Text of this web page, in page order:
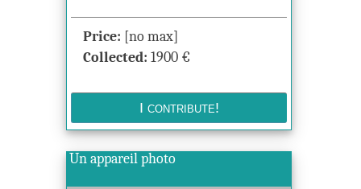
Price: [no max]
Collected: 1900 €
Un appareil photo